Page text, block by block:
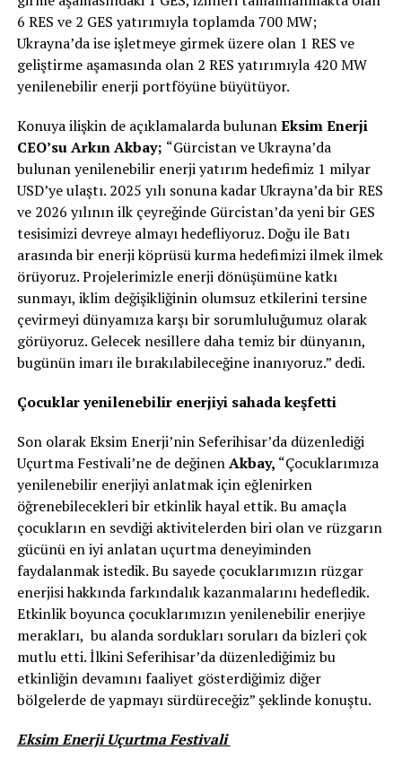
6 RES ve 2 GES yatırımıyla toplamda 700 MW;
Ukrayna’da ise işletmeye girmek üzere olan 1 RES ve
geliştirme aşamasında olan 2 RES yatırımıyla 420 MW
yenilenebilir enerji portföyüne büyütüyor.
Konuya ilişkin de açıklamalarda bulunanEksim Enerji
CEO’su Arkın Akbay; “Gürcistan ve Ukrayna’da
bulunan yenilenebilir enerji yatırım hedefimiz 1 milyar
USD’ye ulaştı. 2025 yılı sonuna kadar Ukrayna’da bir RES
ve 2026 yılının ilk çeyreğinde Gürcistan’da yeni bir GES
tesisimizi devreye almayı hedefliyoruz. Doğu ile Batı
arasında bir enerji köprüsü kurma hedefimizi ilmek ilmek
örüyoruz. Projelerimizle enerji dönüşümüne katkı
sunmayı, iklim değişikliğinin olumsuz etkilerini tersine
çevirmeyi dünyamıza karşı bir sorumluluğumuz olarak
görüyoruz. Gelecek nesillere daha temiz bir dünyanın,
bugünün imarı ile bırakılabileceğine inanıyoruz.” dedi.
Çocuklar yenilenebilir enerjiyi sahada keşfetti
Son olarak Eksim Enerji’nin Seferihisar’da düzenlediği
Uçurtma Festivali’ne de değinenAkbay, “Çocuklarımıza
yenilenebilir enerjiyi anlatmak için eğlenirken
öğrenebilecekleri bir etkinlik hayal ettik. Bu amaçla
çocukların en sevdiği aktivitelerden biri olan ve rüzgarın
gücünü en iyi anlatan uçurtma deneyiminden
faydalanmak istedik. Bu sayede çocuklarımızın rüzgar
enerjisi hakkında farkındalık kazanmalarını hedefledik.
Etkinlik boyunca çocuklarımızın yenilenebilir enerjiye
merakları, bu alanda sordukları soruları da bizleri çok
mutlu etti. İlkini Seferihisar’da düzenlediğimiz bu
etkinliğin devamını faaliyet gösterdiğimiz diğer
bölgelerde de yapmayı sürdüreceğiz” şeklinde konuştu.
Eksim Enerji Uçurtma Festivali